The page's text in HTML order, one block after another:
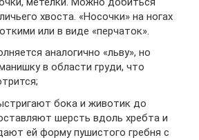
хвоста. «Носочки» на ногах
или в виде «перчаток».
аналогично «льву», но
в области груди, что
бока и животик до
шерсть вдоль хребта и
ей форму пушистого гребня с